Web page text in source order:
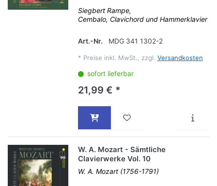
Siegbert Rampe,
Cembalo, Clavichord und Hammerklavier
Art.-Nr. MDG 341 1302-2
* Preise inkl. MwSt., zzgl. Versandkosten
sofort lieferbar
21,99 € *
W. A. Mozart - Sämtliche
Clavierwerke Vol. 10
W. A. Mozart (1756-1791)